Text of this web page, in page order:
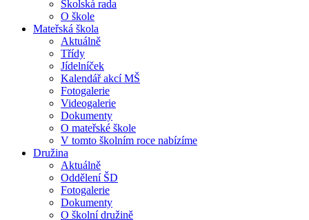
Školská rada
O škole
Mateřská škola
Aktuálně
Třídy
Jídelníček
Kalendář akcí MŠ
Fotogalerie
Videogalerie
Dokumenty
O mateřské škole
V tomto školním roce nabízíme
Družina
Aktuálně
Oddělení ŠD
Fotogalerie
Dokumenty
O školní družině